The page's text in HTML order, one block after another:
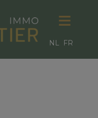
NL FR